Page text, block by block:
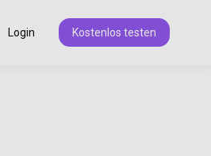
Login Kostenlos testen